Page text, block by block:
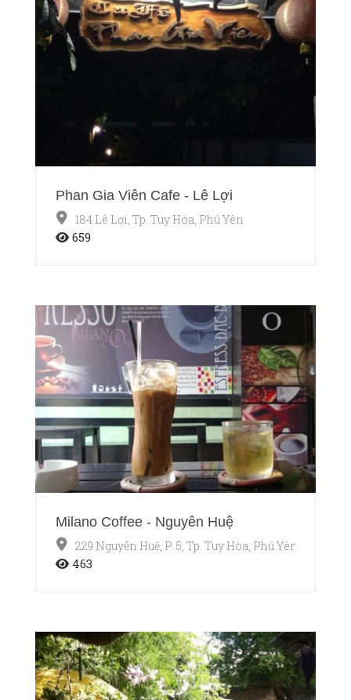
Phan Gia Viên Cafe - Lê Lợi
184 Lê Lợi, Tp. Tuy Hòa, Phú Yên
659
Milano Coffee - Nguyễn Huệ
229 Nguyễn Huệ, P. 5, Tp. Tuy Hòa, Phú Yên
463